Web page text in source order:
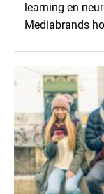
learning en
Mediabrands
het betekent’,
van der Steen